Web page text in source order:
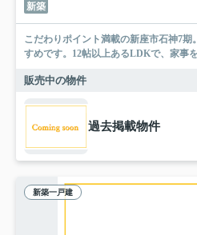
新築
こだわりポイント満載の新座市石神7
すめです。12帖以上あるLDKで、家事
販売中の物件
過去掲載物件
新築一戸建